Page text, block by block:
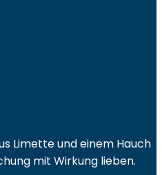
Limette und einem Hauch
mit Wirkung lieben.